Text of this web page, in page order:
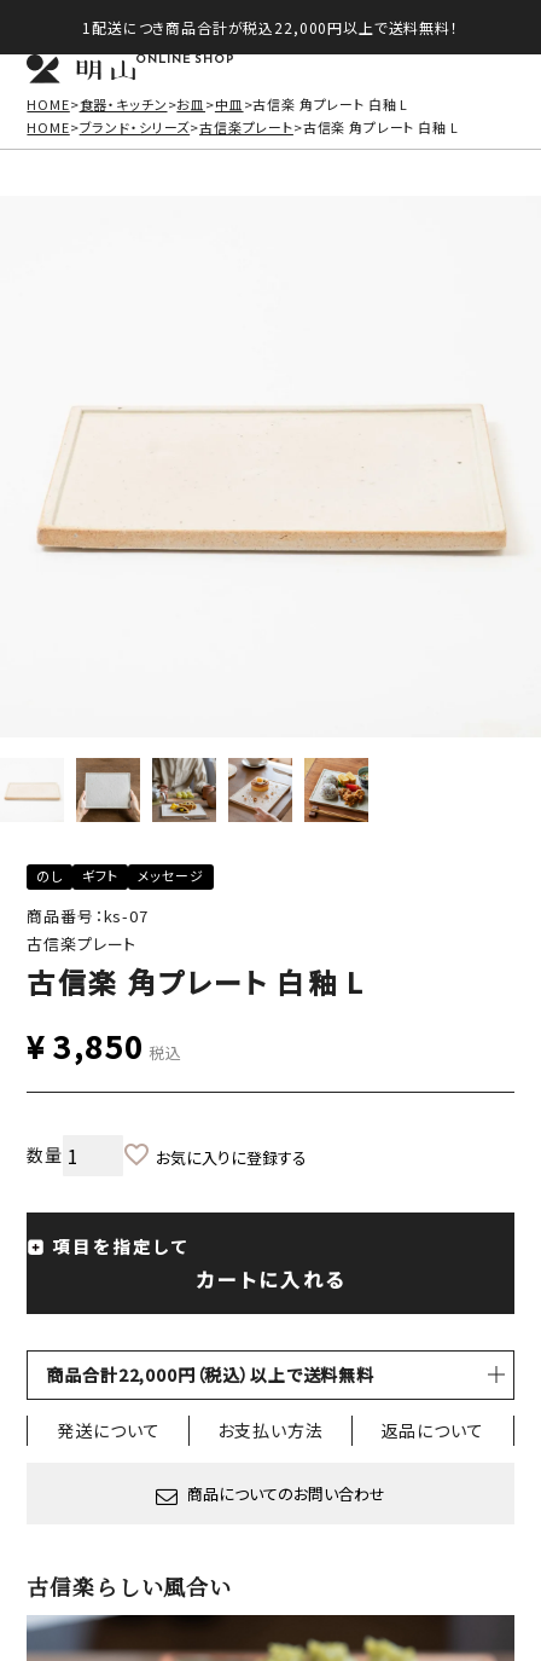
1配送につき商品合計が税込22,000円以上で送料無料！
ONLINE SHOP
HOME 食器・キッチン お皿 中皿
古信楽 角プレート 白釉 L
HOME ブランド・シリーズ 古信楽プレート 古信楽 角プレート 白釉 L
のし ギフト メッセージ
商品番号：ks-07
古信楽プレート
古信楽 角プレート 白釉 L
¥3,850 税込
お気に入りに登録する
項目を指定して
カートに入れる
商品合計22,000円（税込）以上で送料無料
発送について お支払い方法 返品について
商品についてのお問い合わせ
古信楽らしい風合い